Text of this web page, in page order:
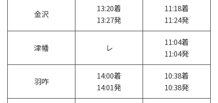
金沢
13:20着
13:27発
11:18着
11:24発
津幡 レ
11:04着
11:04発
羽咋
14:00着
14:01発
10:38着
10:38発